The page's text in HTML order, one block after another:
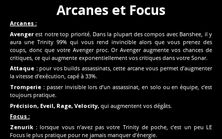
Arcanes et Focus
Arcanes :
Avenger est notre top priorité. Dans la plupart des compos avec Banshee, il y
aura une Trinity 99% qui vous rend invincible alors que vous prenez des
coups, donc que votre Avenger proc. Or Avenger augmente vos chances de
critiques, ce qui augmente exponentiellement vos critiques dans votre Sonar.
Attaque :pour vos builds assassinats, cette arcane vous permet d’augmenter
la vitesse d’exécution, capé à 33%.
Tromperie :passer invisible lors d’un assassinat, en solo ou en équipe, c’est
toujours pratique.
Précision, Eveil, Rage, Velocity, qui augmentent vos dégâts.
Focus :
Zenurik : lorsque vous n’avez pas votre Trinity de poche, c’est un peu LE
Focus le plus pratique pour ne jamais manquer d’énergie.